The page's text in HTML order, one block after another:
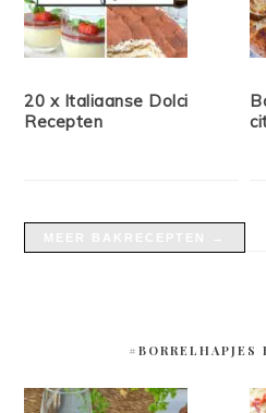
20 x Italiaanse Dolci
Recepten
#BORRELHAPJES